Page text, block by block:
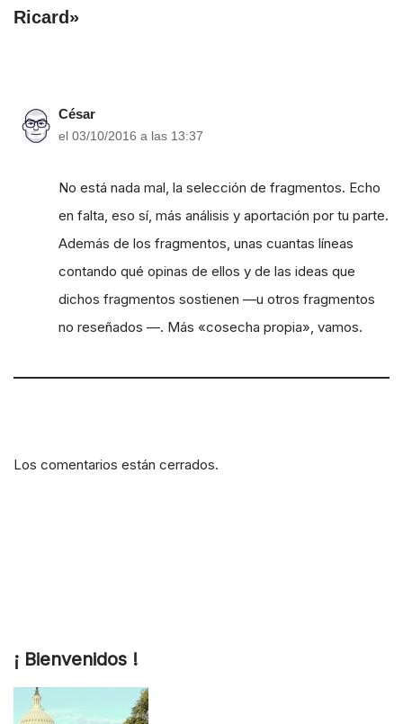
Ricard»
César
el 03/10/2016 a las 13:37
No está nada mal, la selección de fragmentos. Echo
en falta, eso sí, más análisis y aportación por tu parte.
Además de los fragmentos, unas cuantas líneas
contando qué opinas de ellos y de las ideas que
dichos fragmentos sostienen —u otros fragmentos
no reseñados —. Más «cosecha propia», vamos.
Los comentarios están cerrados.
¡ Bienvenidos !